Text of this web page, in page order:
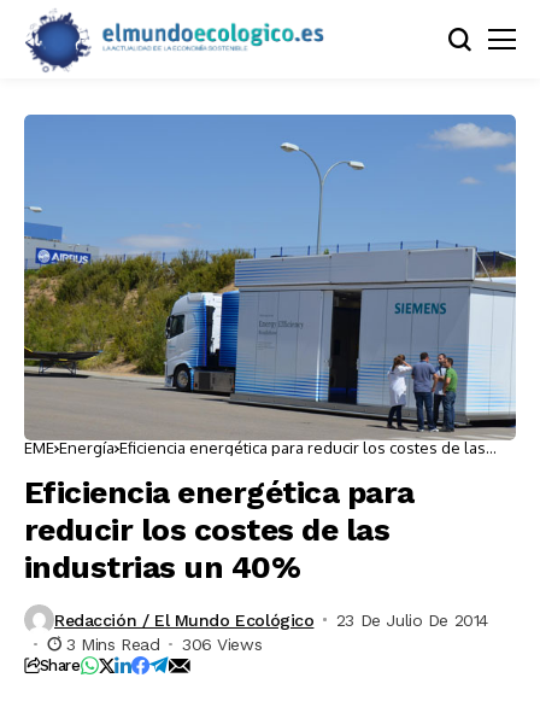
EME Energía Eficiencia energética para reducir los costes de las
Eficiencia energética para
reducir los costes de las
industrias un 40%
Redacción / El Mundo Ecológico
23 De Julio De 2014
3 Mins Read
306 Views
Share